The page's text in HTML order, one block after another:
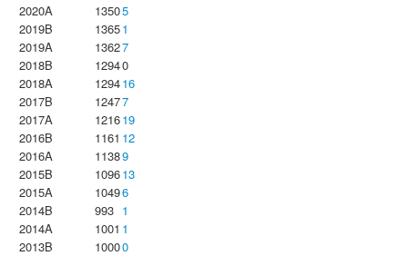
2020A
13505
2019B
13651
2019A
13627
2018B
12940
2018A
129416
2017B
12477
2017A
121619
2016B
1161 12
2016A
11389
2015B
109613
2015A
10496
2014B
993 1
2014A
1001 1
2013B
10000